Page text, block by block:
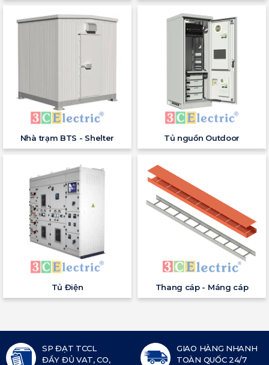
Nhà trạm BTS - Shelter Tủ nguồn Outdoor
Tủ Điện Thang cáp - Máng cáp
SP ĐẠT TCCL
ĐẦY ĐỦ VAT, CO,
GIAO HÀNG NHANH
TOÀN QUỐC 24/7